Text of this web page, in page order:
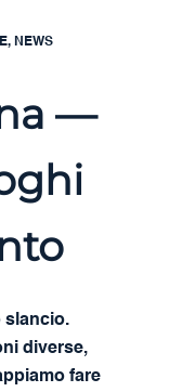
, NEWS
—
slancio.
diverse,
fare